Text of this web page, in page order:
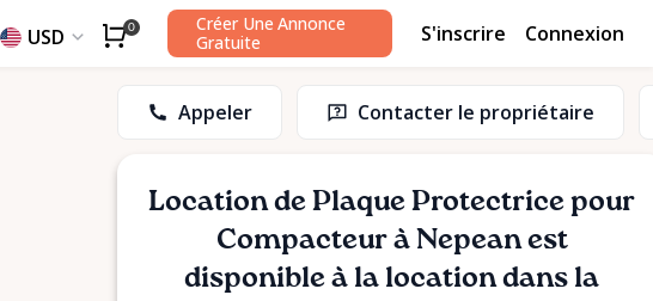
USD 0
Créer Une Annonce
Gratuite
S'inscrire Connexion
Appeler Contacter le propriétaire
Location de Plaque Protectrice pour
Compacteur à Nepeanest
disponible à la location dans la